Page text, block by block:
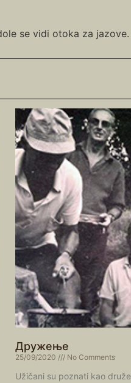
se vidi otoka za jazove.
Дружење
25/09/2020 No Comments
Užičani su poznati kao